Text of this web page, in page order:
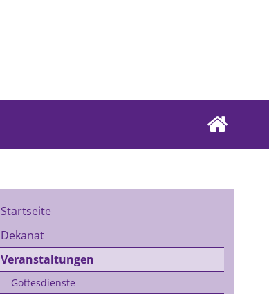
Startseite
Dekanat
Veranstaltungen
Gottesdienste